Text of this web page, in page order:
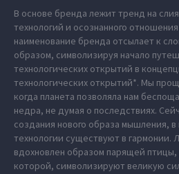
В основе бренда лежит тренд на
технологий и осознанного
наименование бренда отсылает к
образом, символизируя начало
технологических открытий в
технологических открытий*. Мы
когда планета позволяла нам
недра, не думая о последствиях.
создания нового образа мышления,
технологии существуют в гармонии.
вдохновлен образом парящей
которой, символизируют великую